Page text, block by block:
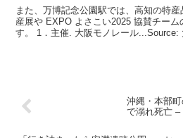
また、万博記念公園駅では、高知の特
産展や EXPO よさこい2025 協賛チーム
す。 1．主催. 大阪モノレール...Source:
沖縄・本部
で溺れ死亡 –